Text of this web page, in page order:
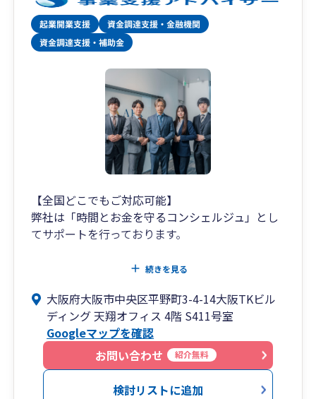
◎武内マネジメントオフィス
■保険代理店のエキスパート
・生命保険代理店
[福 岡]福岡市中央区舞鶴2-8-20 092-781-0251
[熊 本]熊本市中央区坪井6-23-3 096-345-6211
[宮 崎]宮崎市旭2-1-5 0985-77-5477
[鹿児島]鹿児島市中町11-4 099-248-8778
[相続税専門]福岡市中央区長浜2-2-8 092-718-
2900
【全国どこでもご対応可能】
弊社は「時間とお金を守るコンシェルジュ」とし
てサポートを行っております。
税務相談・税務業務は当然とし、
させていただき、会計資料の受け渡しやお客様の
事務作業の簡素化をし”時間”をサポート、
長期的な事業計画、短期的な資金・利益計画を一
緒に作成し、融資や節税・補助金等をご案内
し”キャッシュフロー”をサポートいたします。
続きを見る
大阪府大阪市中央区平野町3-4-14大阪TKビル
ディング 天翔オフィス 4階 S411号室
Googleマップを確認
お問い合わせ
紹介無料
検討リストに追加